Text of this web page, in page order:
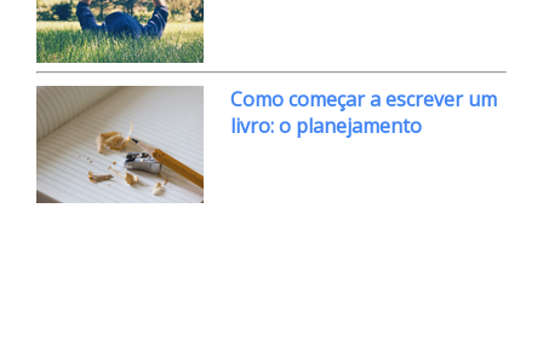
Como começar a escrever um
livro: o planejamento